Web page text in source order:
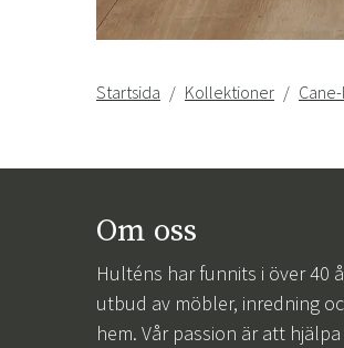
Startsida Kollektioner
Om oss
Hulténs har funnits i över 40
utbud av möbler, inredning
hem. Vår passion är att